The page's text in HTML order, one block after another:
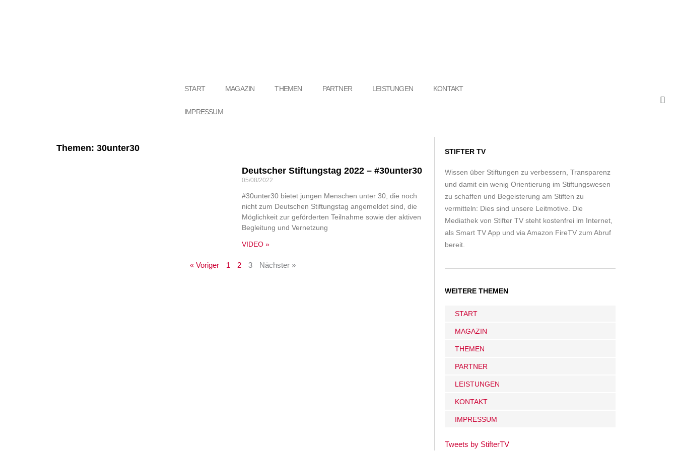
START MAGAZIN THEMEN PARTNER LEISTUNGEN KONTAKT
IMPRESSUM
Themen: 30unter30
Deutscher Stiftungstag 2022 – #30unter30
05/08/2022
#30unter30 bietet jungen Menschen unter 30, die noch
nicht zum Deutschen Stiftungstag angemeldet sind, die
Möglichkeit zur geförderten Teilnahme sowie der aktiven
Begleitung und Vernetzung
VIDEO »
« Voriger 1
Seite
2
Seite
3 Nächster »
STIFTER TV
Wissen über Stiftungen zu verbessern, Transparenz
und damit ein wenig Orientierung im Stiftungswesen
zu schaffen und Begeisterung am Stiften zu
vermitteln: Dies sind unsere Leitmotive. Die
Mediathek von Stifter TV steht kostenfrei im Internet,
als Smart TV App und via Amazon FireTV zum Abruf
bereit.
WEITERE THEMEN
START
MAGAZIN
THEMEN
PARTNER
LEISTUNGEN
KONTAKT
IMPRESSUM
Tweets by StifterTV